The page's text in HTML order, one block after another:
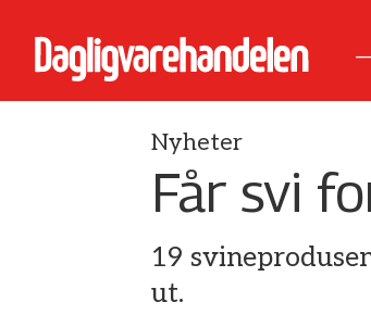
Nyheter
Får svi
19
ut.